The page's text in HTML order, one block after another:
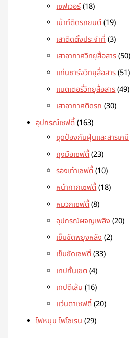
เซฟเวอร์ 18
เม้าท์ติดรถยนต์ 19
เสาติดตั้งประจำที่ 3
เสาอากาศวิทยุสื่อสาร 50
แท่นชาร์จวิทยุสื่อสาร 51
แบตเตอรี่วิทยุสื่อสาร 49
เสาอากาศติดรถ 30
อุปกรณ์เซฟตี้ 163
ชุดป้องกันฝุ่นและสารเคมี
ถุงมือเซฟตี้ 23
รองเท้าเซฟตี้ 10
หน้ากากเซฟตี้ 18
หมวกเซฟตี้ 8
อุปกรณ์ผจญเพลิง 20
เข็มขัดพยุงหลัง 2
เข็มขัดเซฟตี้ 33
เทปกั้นเขต 4
เทปตีเส้น 16
แว่นตาเซฟตี้ 20
ไฟหมุน ไฟไซเรน 29